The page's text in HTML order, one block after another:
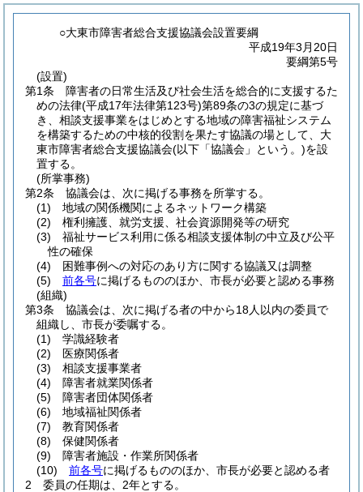
○大東市障害者総合支援協議会設置要綱
平成19年3月20日
要綱第5号
(設置)
第1条
障害者の日常生活及び社会生活を総合的に支援するた
めの法律(平成17年法律第123号)第89条の3の規定に基づ
き、相談支援事業をはじめとする地域の障害福祉システム
を構築するための中核的役割を果たす協議の場として、大
東市障害者総合支援協議会(以下「協議会」という。)を設
置する。
(所掌事務)
第2条
協議会は、次に掲げる事務を所掌する。
(1)
地域の関係機関によるネットワーク構築
(2)
権利擁護、就労支援、社会資源開発等の研究
(3)
福祉サービス利用に係る相談支援体制の中立及び公平
性の確保
(4)
困難事例への対応のあり方に関する協議又は調整
(5)
前各号に掲げるもののほか、市長が必要と認める事務
(組織)
第3条
協議会は、次に掲げる者の中から18人以内の委員で
組織し、市長が委嘱する。
(1)
学識経験者
(2)
医療関係者
(3)
相談支援事業者
(4)
障害者就業関係者
(5)
障害者団体関係者
(6)
地域福祉関係者
(7)
教育関係者
(8)
保健関係者
(9)
障害者施設・作業所関係者
(10)
前各号に掲げるもののほか、市長が必要と認める者
2
委員の任期は、2年とする。